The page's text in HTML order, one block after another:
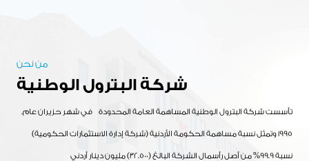
من نحن
شركة البترول الوطنية
.تأسست شركة البترول الوطنية المساهمة العامة المحدودة في شهر حزيران عام
1995 وتمثل نسبة مساهمة الحكومة الأردنية (شركة إدارة الاستثمارات الحكومية)
نسبة 99.9% من أصل رأسمال الشركة البالغ (32.500) مليون دينار أردني